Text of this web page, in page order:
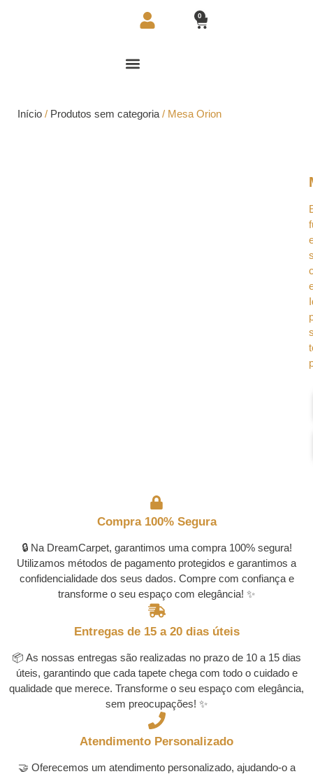
0
Início / Produtos sem categoria / Mesa Orion
Compra 100% Segura
🔒 Na DreamCarpet, garantimos uma compra 100% segura!
Utilizamos métodos de pagamento protegidos e garantimos a
confidencialidade dos seus dados. Compre com confiança e
transforme o seu espaço com elegância! ✨
Entregas de 15 a 20 dias úteis
📦 As nossas entregas são realizadas no prazo de 10 a 15 dias
úteis, garantindo que cada tapete chega com todo o cuidado e
qualidade que merece. Transforme o seu espaço com elegância,
sem preocupações! ✨
Atendimento Personalizado
🤝 Oferecemos um atendimento personalizado, ajudando-o a